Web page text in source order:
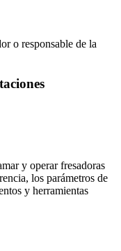
o responsable de la
y operar fresadoras
los parámetros de
y herramientas